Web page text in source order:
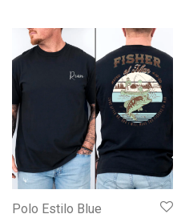
Polo Estilo Blue